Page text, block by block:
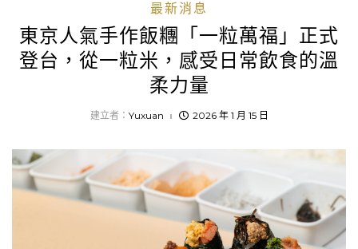
最新消息
東京人氣手作飯糰「一粒萬福」正式
登台，從一粒米，感受日常飲食的溫
柔力量
建立者： Yuxuan 2026 年 1 月 15 日